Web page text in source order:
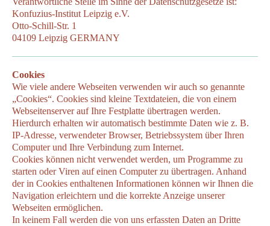
Konfuzius-Institut Leipzig e.V.
Otto-Schill-Str. 1
04109 Leipzig GERMANY
Cookies
Wie viele andere Webseiten verwenden wir auch so genannte
„Cookies“. Cookies sind kleine Textdateien, die von einem
Webseitenserver auf Ihre Festplatte übertragen werden.
Hierdurch erhalten wir automatisch bestimmte Daten wie z. B.
IP-Adresse, verwendeter Browser, Betriebssystem über Ihren
Computer und Ihre Verbindung zum Internet.
Cookies können nicht verwendet werden, um Programme zu
starten oder Viren auf einen Computer zu übertragen. Anhand
der in Cookies enthaltenen Informationen können wir Ihnen die
Navigation erleichtern und die korrekte Anzeige unserer
Webseiten ermöglichen.
In keinem Fall werden die von uns erfassten Daten an Dritte